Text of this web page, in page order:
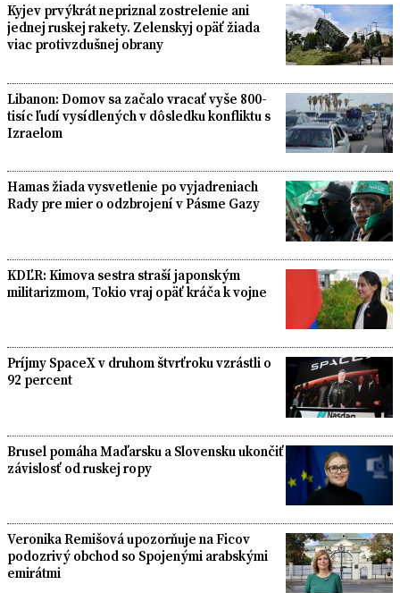
Kyjev prvýkrát nepriznal zostrelenie ani
jednej ruskej rakety. Zelenskyj opäť žiada
viac protivzdušnej obrany
Libanon: Domov sa začalo vracať vyše 800-
tisíc ľudí vysídlených v dôsledku konfliktu s
Izraelom
Hamas žiada vysvetlenie po vyjadreniach
Rady pre mier o odzbrojení v Pásme Gazy
KDĽR: Kimova sestra straší japonským
militarizmom, Tokio vraj opäť kráča k vojne
Príjmy SpaceX v druhom štvrťroku vzrástli o
92 percent
Brusel pomáha Maďarsku a Slovensku ukončiť
závislosť od ruskej ropy
Veronika Remišová upozorňuje na Ficov
podozrivý obchod so Spojenými arabskými
emirátmi